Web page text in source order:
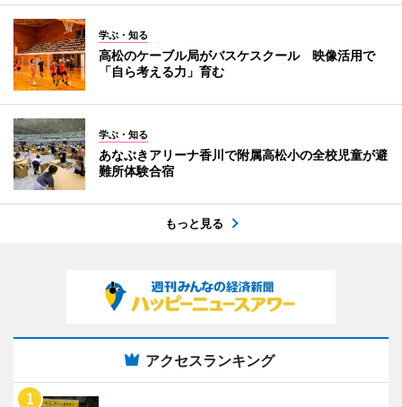
学ぶ・知る
高松のケーブル局がバスケスクール 映像活用で
「自ら考える力」育む
学ぶ・知る
あなぶきアリーナ香川で附属高松小の全校児童が避
難所体験合宿
もっと見る
アクセスランキング